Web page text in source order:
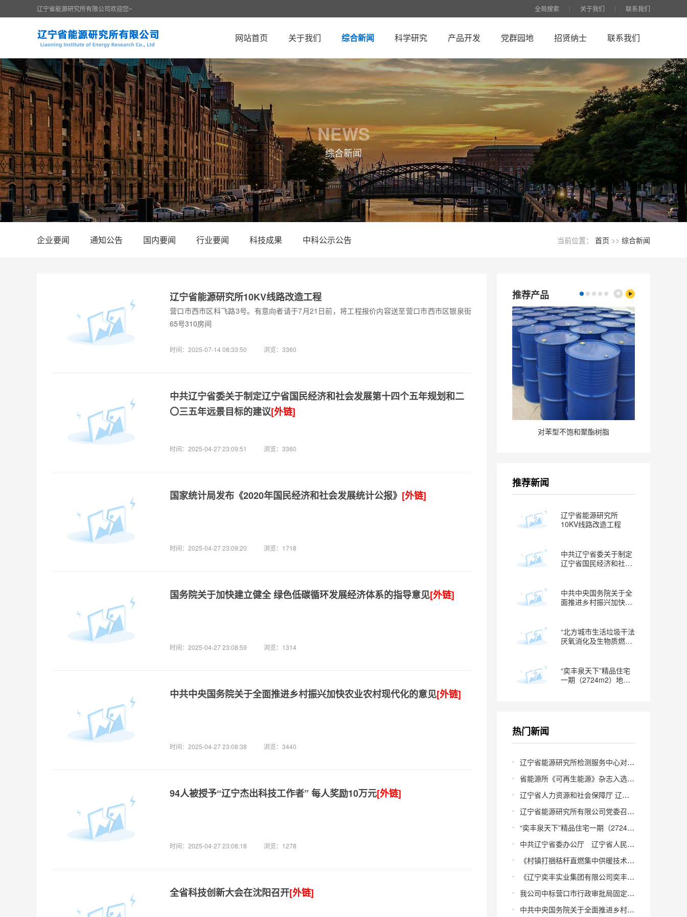
辽宁省能源研究所有限公司欢迎您~ 全局搜索 关于我们 联系我们
网站首页 关于我们 综合新闻 科学研究 产品开发 党群园地 招贤纳士 联系我们
NEWS
综合新闻
企业要闻 通知公告 国内要闻 行业要闻 科技成果 中科公示公告 当前位置： 首页 >> 综合新闻
辽宁省能源研究所10KV线路改造工程
营口市西市区科飞路3号。有意向者请于7月21日前，将工程报价内容送至营口市西市区银泉街
65号310房间
时间：2025-07-14 08:33:50 浏览：3360
中共辽宁省委关于制定辽宁省国民经济和社会发展第十四个五年规划和二
〇三五年远景目标的建议[外链]
时间：2025-04-27 23:09:51 浏览：3360
国家统计局发布《2020年国民经济和社会发展统计公报》 [外链]
时间：2025-04-27 23:09:20 浏览：1718
国务院关于加快建立健全 绿色低碳循环发展经济体系的指导意见[外链]
时间：2025-04-27 23:08:59 浏览：1314
中共中央国务院关于全面推进乡村振兴加快农业农村现代化的意见[外链]
时间：2025-04-27 23:08:38 浏览：3440
94人被授予“辽宁杰出科技工作者” 每人奖励10万元[外链]
时间：2025-04-27 23:08:18 浏览：1278
全省科技创新大会在沈阳召开[外链]
推荐产品
对苯型不饱和聚酯树脂
推荐新闻
辽宁省能源研究所
10KV线路改造工程
中共辽宁省委关于制定
辽宁省国民经济和社会
的建议
中共中央国务院关于全
面推进乡村振兴加快农
“北方城市生活垃圾干法
厌氧消化及生物质燃气
“奕丰泉天下”精品住宅
一期（2724m2）地块
热门新闻
辽宁省能源研究所检测服务中心对外招商公告
省能源所《可再生能源》杂志入选2023—2024年CSCD核心库
辽宁省人力资源和社会保障厅 辽宁省科学技术厅关于印发《辽宁省科技成果转化成绩优异人员专业技术资格评定暂行办法》的通知 辽人社〔2016〕272号
辽宁省能源研究所有限公司党委召开换届选举党员大会
“奕丰泉天下”精品住宅一期（2724m2）地块土壤污染状况初步调查报告公示
中共辽宁省委办公厅 辽宁省人民政府办公厅印发《关于改进和完善省级财政科研项目资金管理的实施意见》的通知 辽委办〔2017〕5号
《村镇打捆秸秆直燃集中供暖技术规范》地方标准公示
《辽宁奕丰实业集团有限公司奕丰泉天下精品住宅一期(949m2)地块土壤污染状况初步调查报告》公示
我公司中标营口市行政审批局固定资产投资项目节能评审中介咨询机构
中共中央国务院关于全面推进乡村振兴加快农业农村现代化的意见